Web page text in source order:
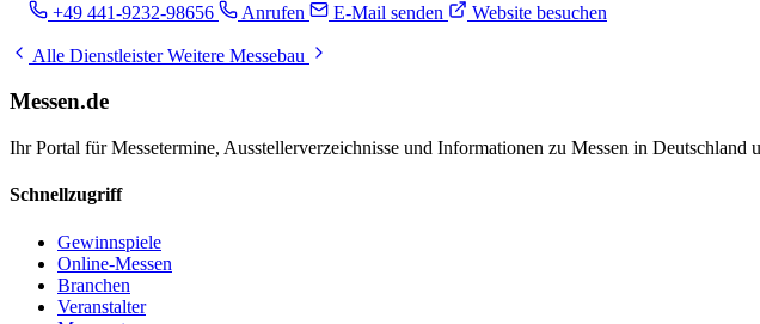
+49 441-9232-98656 Anrufen E-Mail senden Website besuchen
Alle DienstleisterWeitere Messebau
Messen.de
Ihr Portal für Messetermine, Ausstellerverzeichnisse und Informationen zu Messen in Deutschland
Schnellzugriff
Gewinnspiele
Online-Messen
Branchen
Veranstalter